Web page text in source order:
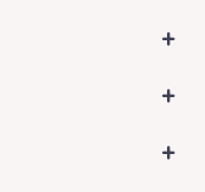
+
+
+